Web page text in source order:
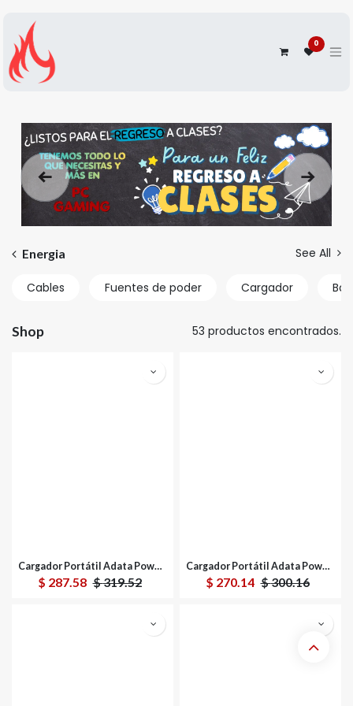
0
Anterior
Energia See All
Cables Fuentes de poder Cargador
Shop 53 productos encontrados.
Cargador Portátil Adata Power Bank C10022 10.000mAh
$ 287.58 $319.52
Cargador Portátil Adata Power Bank C10022 10.000mAh
$ 270.14 $300.16